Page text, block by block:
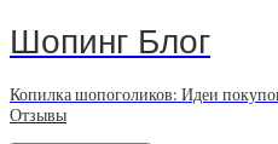
Шопинг Блог
Копилка шопоголиков: Идеи
Отзывы